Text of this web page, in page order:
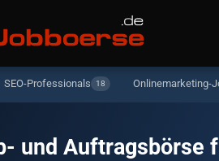
SEO-Professionals 18 Onlinemarketing-
und Auftragsbörse